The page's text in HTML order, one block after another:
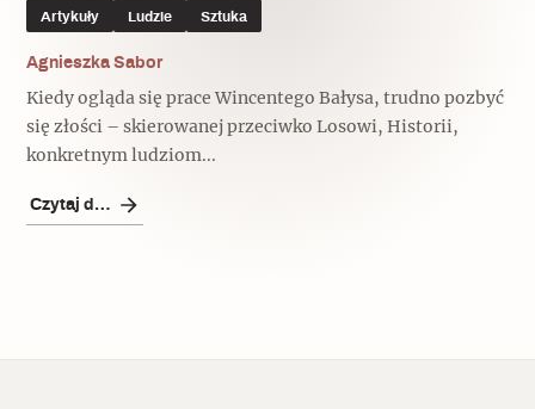
Artykuły Ludzie Sztuka
Agnieszka Sabor
Kiedy ogląda się prace Wincentego Bałysa, trudno pozbyć
się złości – skierowanej przeciwko Losowi, Historii,
konkretnym ludziom...
Czytaj dalej